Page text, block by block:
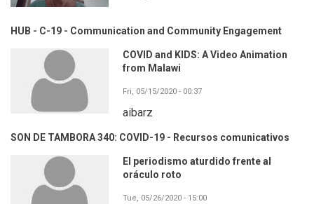
HUB - C-19 - Communication and Community Engagement
COVID and KIDS: A Video Animation
from Malawi
Fri, 05/15/2020 - 00:37
aibarz
SON DE TAMBORA 340: COVID-19 - Recursos comunicativos
El periodismo aturdido frente al
oráculo roto
Tue, 05/26/2020 - 15:00